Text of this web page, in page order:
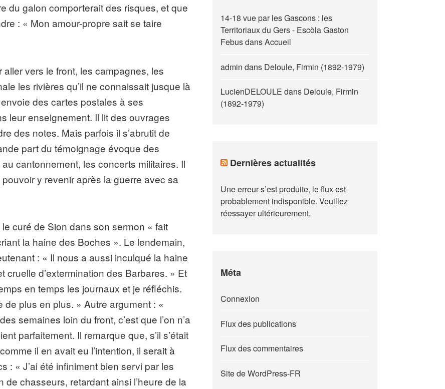
du galon comporterait des risques, et que
: « Mon amour-propre sait se taire
vers le front, les campagnes, les
les rivières qu’il ne connaissait jusque là
des cartes postales à ses
leur enseignement. Il lit des ouvrages
des notes. Mais parfois il s’abrutit de
part du témoignage évoque des
cantonnement, les concerts militaires. Il
y revenir après la guerre avec sa
curé de Sion dans son sermon « fait
la haine des Boches ». Le lendemain,
: « Il nous a aussi inculqué la haine
cruelle d’extermination des Barbares. » Et
en temps les journaux et je réfléchis.
plus en plus. » Autre argument : «
semaines loin du front, c’est que l’on n’a
parfaitement. Il remarque que, s’il s’était
il en avait eu l’intention, il serait à
: « J’ai été infiniment bien servi par les
chasseurs, retardant ainsi l’heure de la
14-18 vue par les Gascons : les
Territoriaux du Gers - Escòla Gaston
FebusdansAccueil
admin dans Deloule, Firmin (1892-1979)
LucienDELOULE dans Deloule, Firmin
(1892-1979)
Dernières actualités
Une erreur s’est produite, le flux est
probablement indisponible. Veuillez
réessayer ultérieurement.
Méta
Connexion
Flux des publications
Flux des commentaires
Site de WordPress-FR